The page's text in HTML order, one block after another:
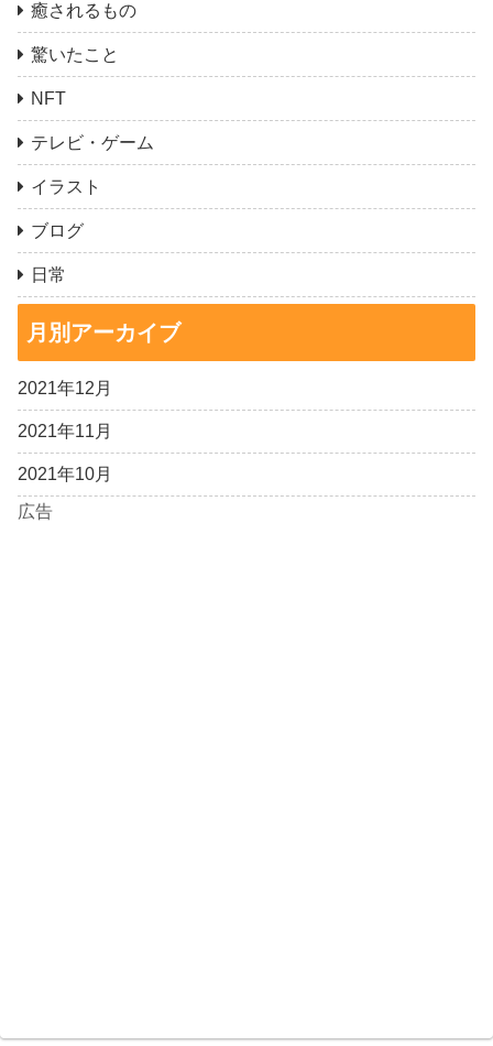
癒されるもの
驚いたこと
NFT
テレビ・ゲーム
イラスト
ブログ
日常
月別アーカイブ
2021年12月
2021年11月
2021年10月
広告